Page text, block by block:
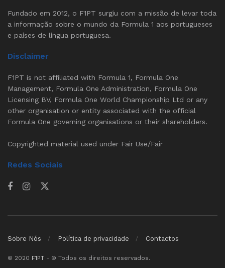
Fundado em 2012, o F1PT surgiu com a missão de levar toda
a informação sobre o mundo da Formula 1 aos portugueses
e países de língua portuguesa.
Disclaimer
F1PT is not affiliated with Formula 1, Formula One
Management, Formula One Administration, Formula One
Licensing BV, Formula One World Championship Ltd or any
other organisation or entity associated with the official
Formula One governing organisations or their shareholders.
Copyrighted material used under Fair Use/Fair
Redes Sociais
Sobre Nós Política de privacidade Contactos
© 2020 F1PT - © Todos os direitos reservados.